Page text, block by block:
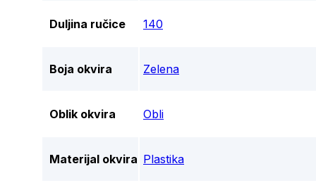
Duljina ručice 140
Boja okvira Zelena
Oblik okvira Obli
Materijal okvira Plastika